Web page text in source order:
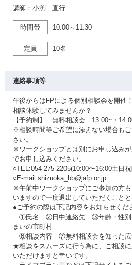
講師：小渕 直行
時間帯 10:00～11:30
定員 10名
連絡事項等
午後からはFPによる個別相談会を開催
相談体験してみませんか？
【予約制】 無料相談会 13:00~・
※相談時間等ご希望に添えない場合も
さい。
※ワークショップとは別にお申し込み
でお申し込みください。
○TEL:054-275-2205(10:00〜16:00土日
○E-mail:shizuoka_bb@jafp.or.jp
※午前中ワークショップにご参加の方
いますので一度退出していただくことと
●ご予約の際は下記内容をお知らせくだ
①氏名 ②日中連絡先 ③年齢・性
まいの市町村
⑥相談内容 ⑦無料相談会を知った広
★相談をスムーズに行う為に、ご相談
いただけますと幸いです。